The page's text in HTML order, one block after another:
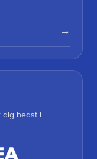
dig bedst i